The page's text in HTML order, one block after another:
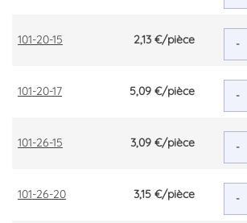
101-20-15 2,13 €/pièce -
101-20-17 5,09 €/pièce -
101-26-15 3,09 €/pièce -
101-26-20 3,15 €/pièce -